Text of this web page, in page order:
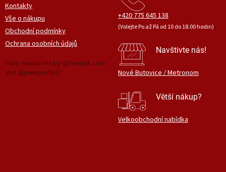
Kontakty
Vše o nákupu
Obchodní podmínky
Ochrana osobních údajů
Free resources by @freepik.com
and @pixelperfect
+420 775 645 138
(Volejte Po až Pá od 10 do 18.00 hodin)
Navštivte nás!
Nové Butovice / Metronom
Větší nákup?
Velkoobchodní nabídka